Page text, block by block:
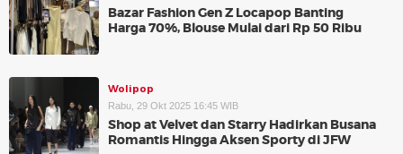
Bazar Fashion Gen Z Locapop Banting
Harga 70%, Blouse Mulai dari Rp 50 Ribu
Wolipop
Rabu, 29 Okt 2025 16:45 WIB
Shop at Velvet dan Starry Hadirkan Busana
Romantis Hingga Aksen Sporty di JFW